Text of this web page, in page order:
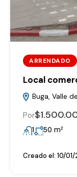
ARRENDADO
Local
Buga, Valle
Por
1 50 m²
Creado el: 10/